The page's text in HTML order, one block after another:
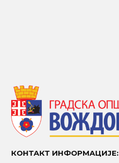
КОНТАКТ ИНФОРМАЦИЈЕ: